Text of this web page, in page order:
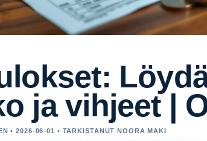
ja vihjeet |
• 2026-06-01 • TARKISTANUT NOORA MAKI